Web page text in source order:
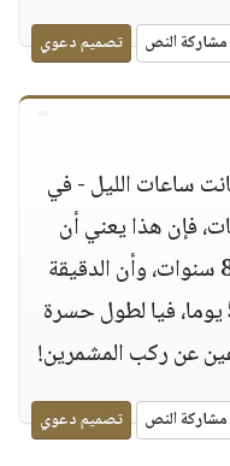
مشاركة النص تصميم دعوي
ساعات الليل - في
- نحوا من 10 ساعات، فإن هذا يعني أن
الساعة الواحدة تعادل أكثر من 8 سنوات، وأن الدقيقة
الواحدة فقط تعادل نحوا من 50 يوما، فيا لطول حسرة
عن ركب المشمرين!
مشاركة النص تصميم دعوي